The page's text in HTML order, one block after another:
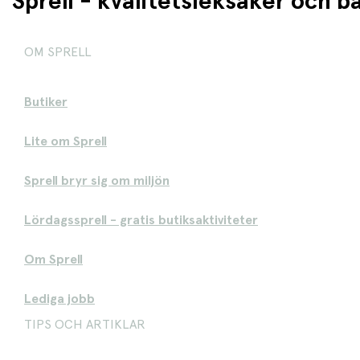
OM SPRELL
Butiker
Lite om Sprell
Sprell bryr sig om miljön
Lördagssprell - gratis butiksaktiviteter
Om Sprell
Lediga jobb
TIPS OCH ARTIKLAR